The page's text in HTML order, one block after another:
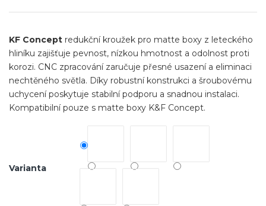
cena:
Varianta
KF Concept redukční kroužek pro matte boxy z leteckého
hliníku zajišťuje pevnost, nízkou hmotnost a odolnost proti
korozi. CNC zpracování zaručuje přesné usazení a eliminaci
nechtěného světla. Díky robustní konstrukci a šroubovému
uchycení poskytuje stabilní podporu a snadnou instalaci.
Kompatibilní pouze s matte boxy K&F Concept.